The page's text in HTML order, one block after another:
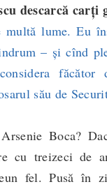
descarcă
multă lume. Eu
– și cînd
făcător
său de
Boca?
cu treizeci
fel. Pusă în